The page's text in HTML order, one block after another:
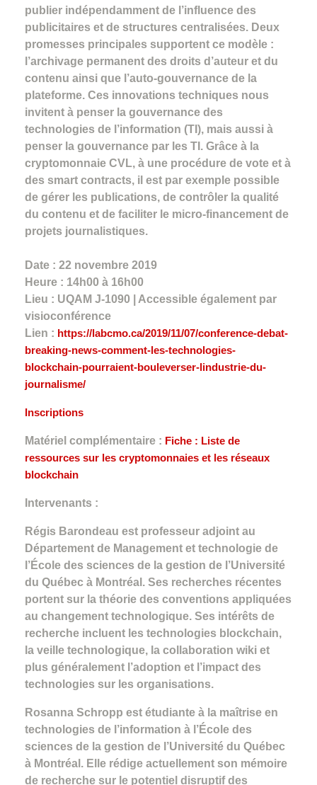
publier indépendamment de l’influence des
publicitaires et de structures centralisées. Deux
promesses principales supportent ce modèle :
l’archivage permanent des droits d’auteur et du
contenu ainsi que l’auto-gouvernance de la
plateforme. Ces innovations techniques nous
invitent à penser la gouvernance des
technologies de l’information (TI), mais aussi à
penser la gouvernance par les TI. Grâce à la
cryptomonnaie CVL, à une procédure de vote et à
des smart contracts, il est par exemple possible
de gérer les publications, de contrôler la qualité
du contenu et de faciliter le micro-financement de
projets journalistiques.
Date : 22 novembre 2019
Heure : 14h00 à 16h00
Lieu : UQAM J-1090 | Accessible également par
visioconférence
Lien : https://labcmo.ca/2019/11/07/conference-debat-
breaking-news-comment-les-technologies-
blockchain-pourraient-bouleverser-lindustrie-du-
journalisme/
Inscriptions
Matériel complémentaire : Fiche : Liste de
ressources sur les cryptomonnaies et les réseaux
blockchain
Intervenants :
Régis Barondeau est professeur adjoint au
Département de Management et technologie de
l’École des sciences de la gestion de l’Université
du Québec à Montréal. Ses recherches récentes
portent sur la théorie des conventions appliquées
au changement technologique. Ses intérêts de
recherche incluent les technologies blockchain,
la veille technologique, la collaboration wiki et
plus généralement l’adoption et l’impact des
technologies sur les organisations.
Rosanna Schropp est étudiante à la maîtrise en
technologies de l’information à l’École des
sciences de la gestion de l’Université du Québec
à Montréal. Elle rédige actuellement son mémoire
de recherche sur le potentiel disruptif des